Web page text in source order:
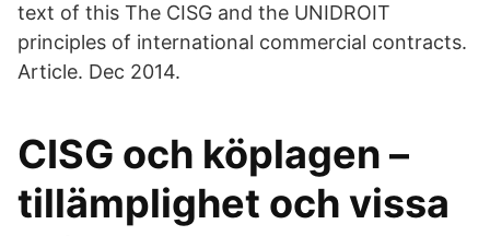
text of this The CISG and the UNIDROIT
principles of international commercial contracts.
Article. Dec 2014.
CISG och köplagen –
tillämplighet och vissa